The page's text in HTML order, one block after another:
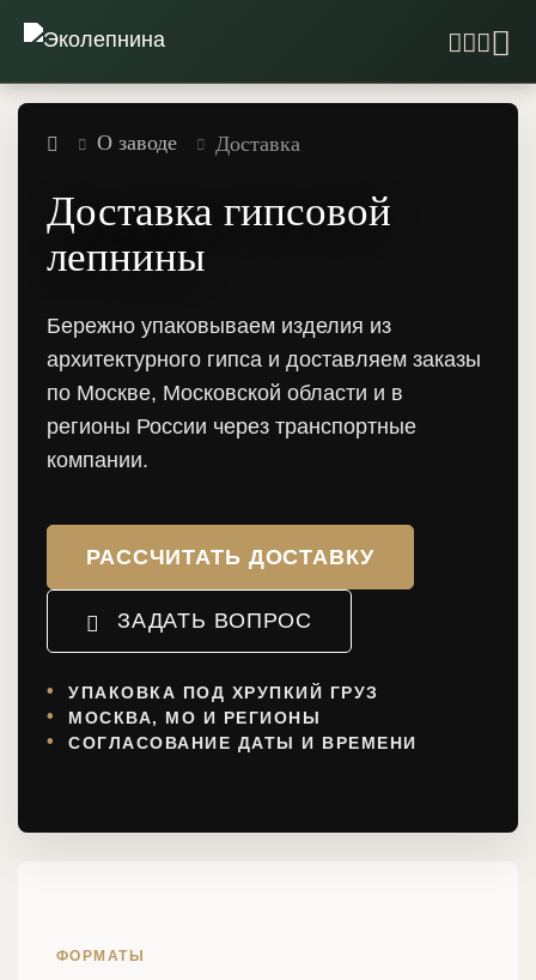
О заводе Доставка
Доставка гипсовой
лепнины
Бережно упаковываем изделия из
архитектурного гипса и доставляем заказы
по Москве, Московской области и в
регионы России через транспортные
компании.
РАССЧИТАТЬ ДОСТАВКУ
ЗАДАТЬ ВОПРОС
УПАКОВКА ПОД ХРУПКИЙ ГРУЗ
МОСКВА, МО И РЕГИОНЫ
СОГЛАСОВАНИЕ ДАТЫ И ВРЕМЕНИ
ФОРМАТЫ